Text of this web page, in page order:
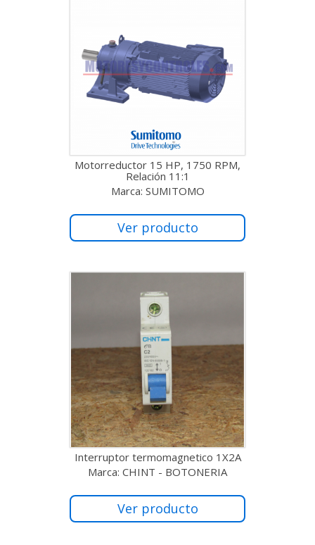
Motorreductor 15 HP, 1750 RPM,
Relación 11:1
Marca: SUMITOMO
Ver producto
Interruptor termomagnetico 1X2A
Marca: CHINT - BOTONERIA
Ver producto